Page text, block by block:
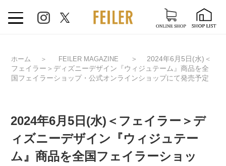
ホーム ＞ FEILER MAGAZINE ＞
2024年6月5日(水)＜
フェイラー＞ディズニーデザイン『ウィジュテーム』商品を全
国フェイラーショップ・公式オンラインショップにて発売予定
2024年6月5日(水)＜フェイラー＞デ
ィズニーデザイン『ウィジュテー
ム』商品を全国フェイラーショッ